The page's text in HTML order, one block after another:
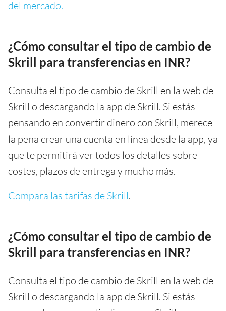
del mercado.
¿Cómo consultar el tipo de cambio de
Skrill para transferencias en INR?
Consulta el tipo de cambio de Skrill en la web de
Skrill o descargando la app de Skrill. Si estás
pensando en convertir dinero con Skrill, merece
la pena crear una cuenta en línea desde la app, ya
que te permitirá ver todos los detalles sobre
costes, plazos de entrega y mucho más.
Compara las tarifas de Skrill.
¿Cómo consultar el tipo de cambio de
Skrill para transferencias en INR?
Consulta el tipo de cambio de Skrill en la web de
Skrill o descargando la app de Skrill. Si estás